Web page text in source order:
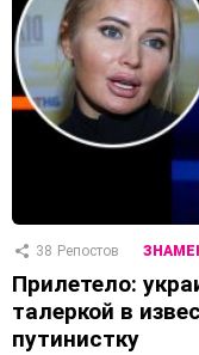
38 Репостов
Прилетело:
талеркой в
путинистку